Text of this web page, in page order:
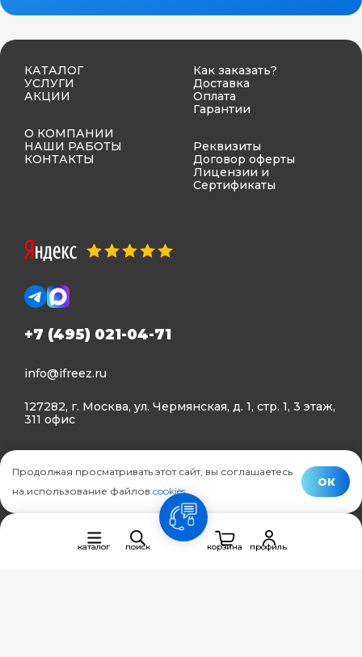
КАТАЛОГ
УСЛУГИ
АКЦИИ
О КОМПАНИИ
НАШИ РАБОТЫ
КОНТАКТЫ
Как заказать?
Доставка
Оплата
Гарантии
Реквизиты
Договор оферты
Лицензии и
Сертификаты
+7 (495) 021-04-71
info@ifreez.ru
127282, г. Москва, ул. Чермянская, д. 1, стр. 1, 3 этаж,
311 офис
Политика конфиденциальности
Политика использования Cookies
© Ifreez - продажа и установка климатической техники,
каталог поиск
связь
корзина
профиль
Продолжая просматривать этот сайт, вы соглашаетесь
на использование файлов cookies.
ОК